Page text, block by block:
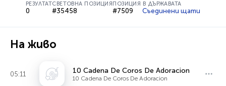
РЕЗУЛТАТ
0
СВЕТОВНА ПОЗИЦИЯ
#35458
ПОЗИЦИЯ В ДЪРЖАВАТА
#7509 Съединени щати
На живо
05:11 10 Cadena De Coros De Adoracion
10 Cadena De Coros De Adoracion